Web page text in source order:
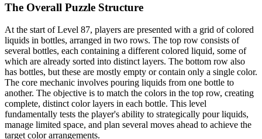
The Overall Puzzle Structure
At the start of Level 87, players are presented with a grid of colored
liquids in bottles, arranged in two rows. The top row consists of
several bottles, each containing a different colored liquid, some of
which are already sorted into distinct layers. The bottom row also
has bottles, but these are mostly empty or contain only a single color.
The core mechanic involves pouring liquids from one bottle to
another. The objective is to match the colors in the top row, creating
complete, distinct color layers in each bottle. This level
fundamentally tests the player's ability to strategically pour liquids,
manage limited space, and plan several moves ahead to achieve the
target color arrangements.